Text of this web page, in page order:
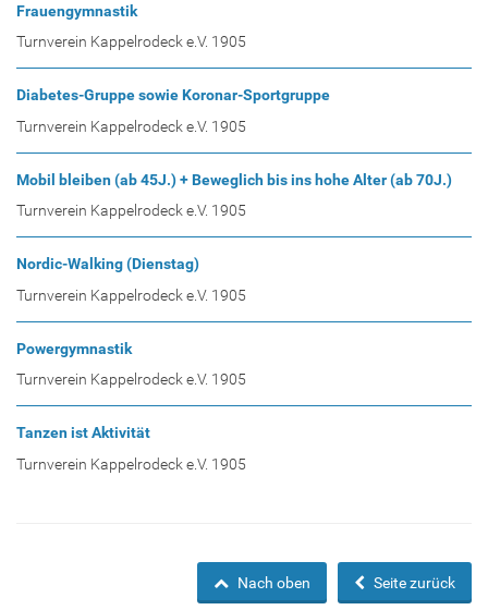
Frauengymnastik
Turnverein Kappelrodeck e.V. 1905
Diabetes-Gruppe sowie Koronar-Sportgruppe
Turnverein Kappelrodeck e.V. 1905
Mobil bleiben (ab 45J.) + Beweglich bis ins hohe Alter (ab 70J.)
Turnverein Kappelrodeck e.V. 1905
Nordic-Walking (Dienstag)
Turnverein Kappelrodeck e.V. 1905
Powergymnastik
Turnverein Kappelrodeck e.V. 1905
Tanzen ist Aktivität
Turnverein Kappelrodeck e.V. 1905
Seite zurück
Nach oben